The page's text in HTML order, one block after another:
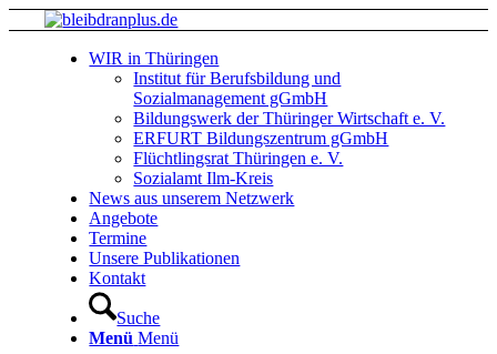
WIR in Thüringen
Institut für Berufsbildung und
Sozialmanagement gGmbH
Bildungswerk der Thüringer Wirtschaft e. V.
ERFURT Bildungszentrum gGmbH
Flüchtlingsrat Thüringen e. V.
Sozialamt Ilm-Kreis
News aus unserem Netzwerk
Angebote
Termine
Unsere Publikationen
Kontakt
Suche
Menü Menü